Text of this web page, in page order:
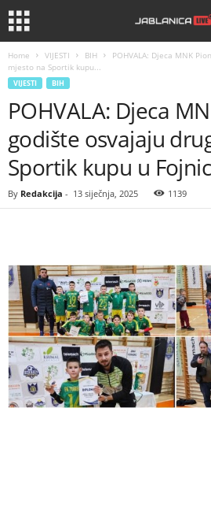
Home VIJESTI BIH
POHVALA: Djeca MNK
mjesto na Sportik kupu...
VIJESTI BIH
POHVALA: Djeca
godište osvajaju
Sportik kupu u
By Redakcija - 13 siječnja, 2025 1139